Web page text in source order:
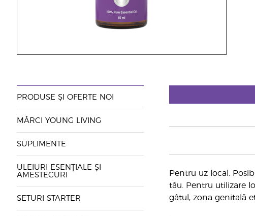
PRODUSE ȘI OFERTE NOI
MĂRCI YOUNG LIVING
SUPLIMENTE
ULEIURI ESENȚIALE ȘI
AMESTECURI
SETURI STARTER
Pentru uz local.
tău. Pentru utilizare
gâtul, zona genitală